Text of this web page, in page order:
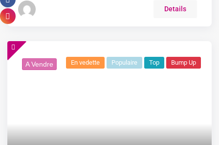
Details
A Vendre En vedette Populaire Top Bump Up